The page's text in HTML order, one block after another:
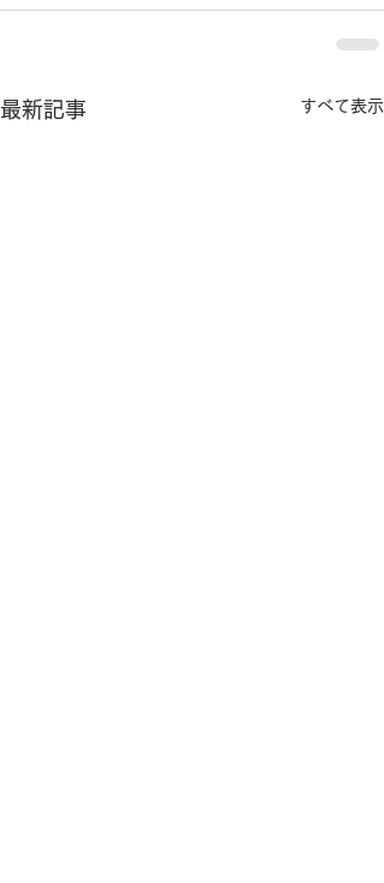
最新記事 すべて表示